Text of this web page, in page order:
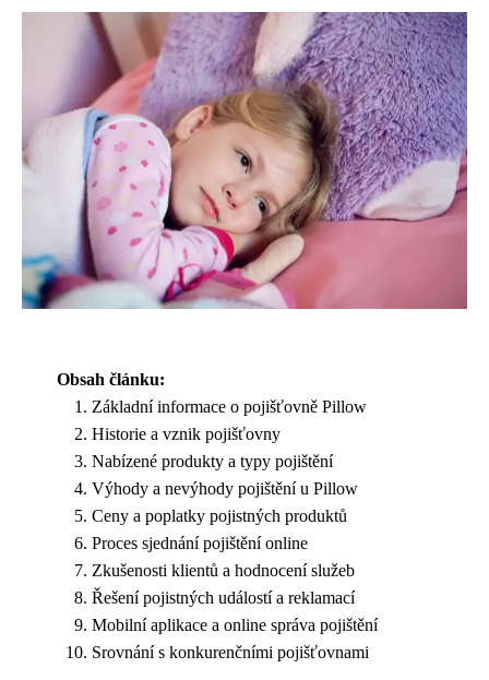
Obsah článku:
Základní informace o pojišťovně Pillow
Historie a vznik pojišťovny
Nabízené produkty a typy pojištění
Výhody a nevýhody pojištění u Pillow
Ceny a poplatky pojistných produktů
Proces sjednání pojištění online
Zkušenosti klientů a hodnocení služeb
Řešení pojistných událostí a reklamací
Mobilní aplikace a online správa pojištění
Srovnání s konkurenčními pojišťovnami